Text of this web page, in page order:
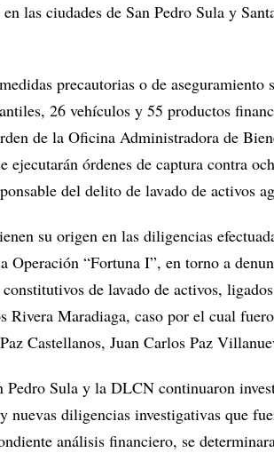
las ciudades de San Pedro Sula y
precautorias o de aseguramiento
26 vehículos y 55 productos
de la Oficina Administradora de
órdenes de captura contra
del delito de lavado de activos
su origen en las diligencias
Operación “Fortuna I”, en torno a
de lavado de activos,
Rivera Maradiaga, caso por el cual
Castellanos, Juan Carlos Paz
Pedro Sula y la DLCN continuaron
nuevas diligencias investigativas que
análisis financiero, se